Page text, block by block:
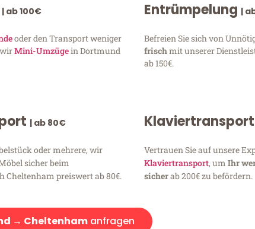
| ab 100€
oder den Transport weniger
wirMini-Umzügein Dortmund
Entrümpelung |
Befreien Sie sich von
frischmit unserer
ab 150€.
| ab 80€
oder mehrere, wir
sicher beim
Cheltenham preiswert ab 80€.
Klaviertransport
Vertrauen Sie auf unsere
Klaviertransport, um Ihr
sicherab 200€ zu befördern.
→ Cheltenham anfragen